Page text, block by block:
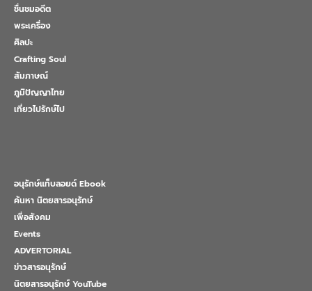
ชื่นชมอดีต
พระเครื่อง
ศิลปะ
Crafting Soul
สัมภาษณ์
ภูมิปัญญาไทย
เที่ยวไปรักษ์ไป
อนุรักษ์แท็บลอยด์ Ebook
ค้นหา นิตยสารอนุรักษ์
เพื่อสังคม
Events
ADVERTORIAL
ข่าวสารอนุรักษ์
นิตยสารอนุรักษ์ YouTube